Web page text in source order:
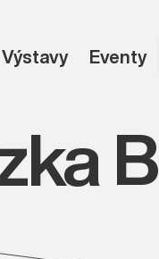
Výstavy Eventy